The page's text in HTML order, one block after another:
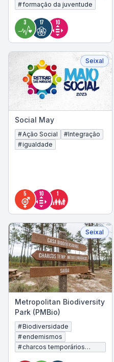
#formação da juventude
Seixal
Social May
#Ação Social #Integração
#igualdade
Seixal
Metropolitan Biodiversity
Park (PMBio)
#Biodiversidade
#endemismos
#charcos temporários